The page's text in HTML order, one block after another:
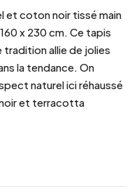
et coton noir tissé main
x 230 cm. Ce tapis
tradition allie de jolies
la tendance. On
naturel ici réhaussé
et terracotta